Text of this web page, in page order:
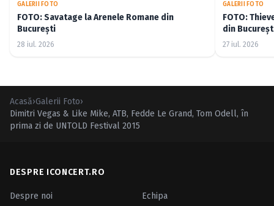
GALERII FOTO
FOTO: Savatage la Arenele Romane din
București
28 iul. 2026
GALERII FOTO
FOTO:
din
27 iul. 2026
Acasă›Galerii Foto›
Dimitri Vegas & Like Mike, ATB, Fedde Le Grand, Tom Odell, în
prima zi de UNTOLD Festival 2015
DESPRE ICONCERT.RO
Despre noi
Echipa